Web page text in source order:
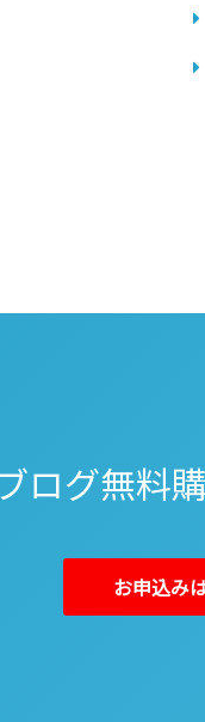
ログ無料
お申込み